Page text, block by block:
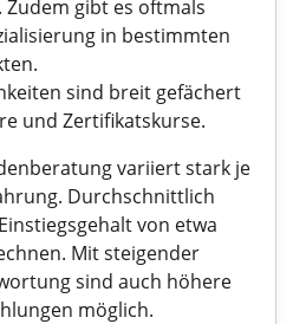
gibt es oftmals
in bestimmten
sind breit gefächert
und Zertifikatskurse.
variiert stark je
Durchschnittlich
von etwa
Mit steigender
sind auch höhere
möglich.